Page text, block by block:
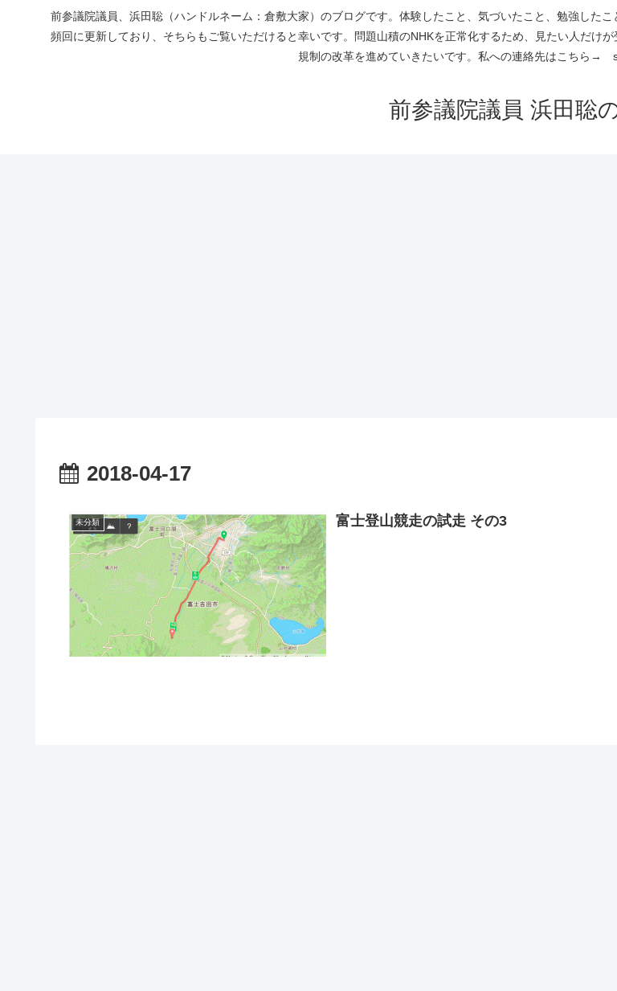
前参議院議員、浜田聡（ハンドルネーム：倉敷大家）のブログです。体験したこと、気づいたこと、勉強した
頻回に更新しており、そちらもご覧いただけると幸いです。問題山積のNHKを正常化するため、見たい人だけ
規制の改革を進めていきたいです。私への連絡先はこちら→
前参議院議員 浜田聡
2018-04-17
未分類 富士登山競走の試走 その3